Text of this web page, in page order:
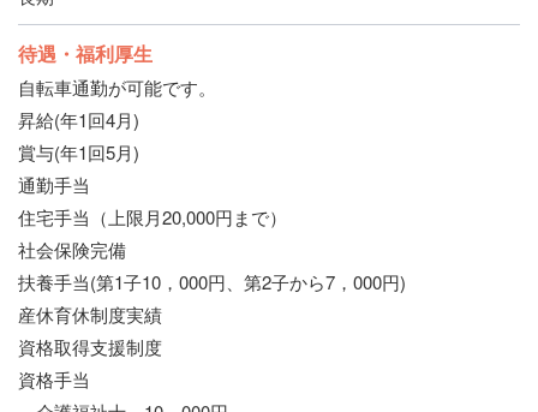
待遇・福利厚生
自転車通勤が可能です。
昇給(年1回4月)
賞与(年1回5月)
通勤手当
住宅手当（上限月20,000円まで）
社会保険完備
扶養手当(第1子10，000円、第2子から7，000円)
産休育休制度実績
資格取得支援制度
資格手当